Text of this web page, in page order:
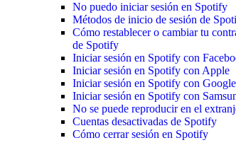
No puedo iniciar sesión en Spotify
Métodos de inicio de sesión de
Cómo restablecer o cambiar tu
de Spotify
Iniciar sesión en Spotify con
Iniciar sesión en Spotify con Apple
Iniciar sesión en Spotify con Google
Iniciar sesión en Spotify con
No se puede reproducir en el
Cuentas desactivadas de Spotify
Cómo cerrar sesión en Spotify